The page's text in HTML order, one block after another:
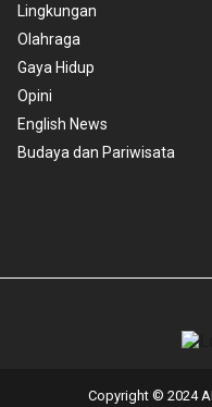
Lingkungan
Olahraga
Gaya Hidup
Opini
English News
Budaya dan Pariwisata
Copyright © 2024